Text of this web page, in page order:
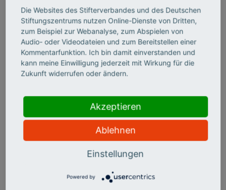
INSIGHTS NEWSLETTER
BLEIBEN SIE IM BILDE UND
ABONNIEREN UNSEREN
Die Websites des Stifterverbandes und des Deutschen
Stiftungszentrums nutzen Online-Dienste von Dritten,
zum Beispiel zur Webanalyse, zum Abspielen von
Audio- oder Videodateien und zum Bereitstellen einer
Kommentarfunktion. Ich bin damit einverstanden und
kann meine Einwilligung jederzeit mit Wirkung für die
Zukunft widerrufen oder ändern.
Akzeptieren
Ablehnen
Einstellungen
Powered by